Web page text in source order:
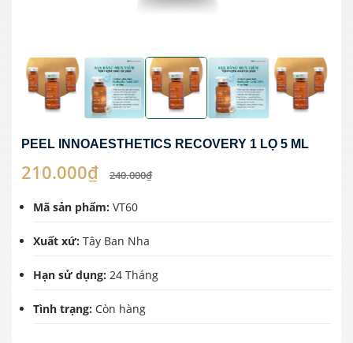
PEEL INNOAESTHETICS RECOVERY 1 LỌ 5 ML
210.000₫ 240.000₫
Mã sản phẩm: VT60
Xuất xứ: Tây Ban Nha
Hạn sử dụng: 24 Tháng
Tình trạng: Còn hàng